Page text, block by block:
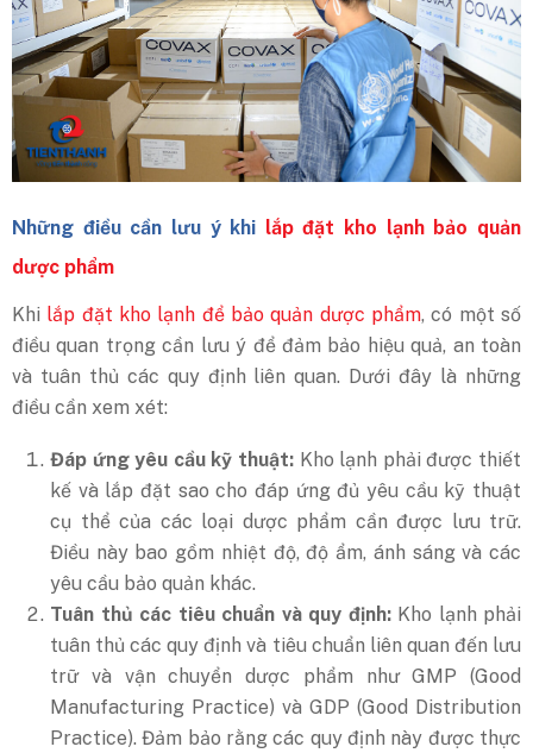
Những điều cần lưu ý khi lắp đặt kho lạnh bảo quản
dược phẩm
Khi lắp đặt kho lạnh để bảo quản dược phẩm, có một số
điều quan trọng cần lưu ý để đảm bảo hiệu quả, an toàn
và tuân thủ các quy định liên quan. Dưới đây là những
điều cần xem xét:
Đáp ứng yêu cầu kỹ thuật: Kho lạnh phải được thiết
kế và lắp đặt sao cho đáp ứng đủ yêu cầu kỹ thuật
cụ thể của các loại dược phẩm cần được lưu trữ.
Điều này bao gồm nhiệt độ, độ ẩm, ánh sáng và các
yêu cầu bảo quản khác.
Tuân thủ các tiêu chuẩn và quy định:Kho lạnh phải
tuân thủ các quy định và tiêu chuẩn liên quan đến lưu
trữ và vận chuyển dược phẩm như GMP (Good
Manufacturing Practice) và GDP (Good Distribution
Practice). Đảm bảo rằng các quy định này được thực